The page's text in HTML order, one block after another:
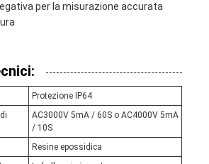
per la misurazione accurata
Protezione IP64
AC3000V 5mA / 60S o AC4000V 5mA
/ 10S
Resine epossidica